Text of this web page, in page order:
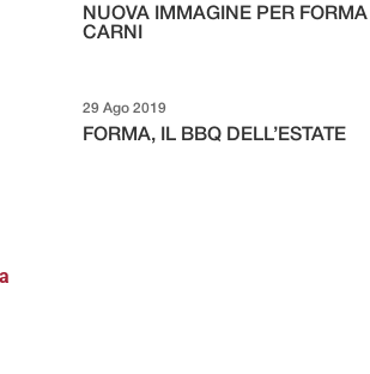
NUOVA IMMAGINE PER FORMA
CARNI
FORMA, IL BBQ DELL’ESTATE
29 Ago 2019